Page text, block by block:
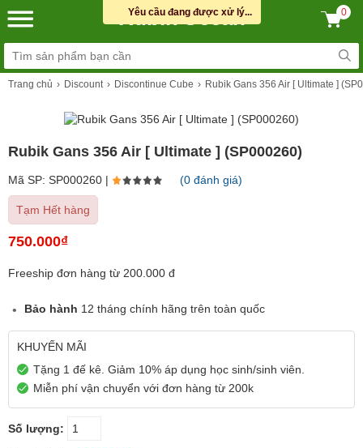
Rubik Ocean 0
Trang chủ Discount Discontinue Cube Rubik Gans 356 Air [ Ultimate ]
Rubik Gans 356 Air [ Ultimate ] (SP000260)
Mã SP: SP000260 | (0 đánh giá)
Tạm Hết hàng
750.000₫
Freeship đơn hàng từ 200.000 đ
Bảo hành 12 tháng chính hãng trên toàn quốc
KHUYẾN MÃI
Tặng 1 đế kê. Giảm 10% áp dụng học sinh/sinh viên.
Miễn phí vận chuyển với đơn hàng từ 200k
Số lượng:
Yêu cầu đang được xử lý...